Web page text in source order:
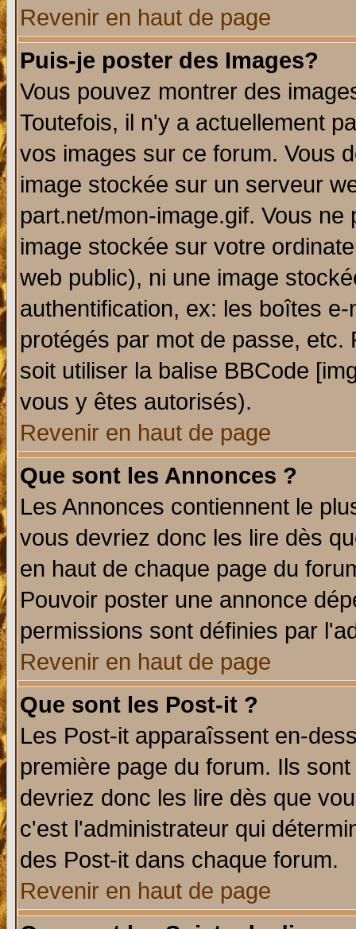
Revenir en haut de page
Puis-je poster des Images?
Vous pouvez montrer des
Toutefois, il n'y a actuellement
vos images sur ce forum. Vous
image stockée sur un serveur
part.net/mon-image.gif. Vous
image stockée sur votre
web public), ni une image
authentification, ex: les boîtes
protégés par mot de passe,
soit utiliser la balise BBCode
vous y êtes autorisés).
Revenir en haut de page
Que sont les Annonces ?
Les Annonces contiennent le
vous devriez donc les lire dès
en haut de chaque page du
Pouvoir poster une annonce
permissions sont définies par
Revenir en haut de page
Que sont les Post-it ?
Les Post-it apparaîssent en-
première page du forum. Ils
devriez donc les lire dès que
c'est l'administrateur qui
des Post-it dans chaque forum.
Revenir en haut de page